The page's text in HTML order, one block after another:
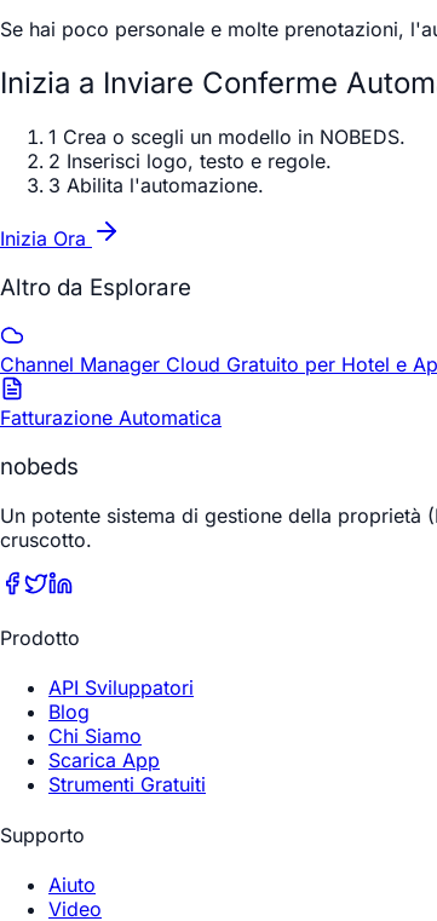
Se hai poco personale e molte prenotazioni,
Inizia a Inviare Conferme
1 Crea o scegli un modello in NOBEDS.
2 Inserisci logo, testo e regole.
3 Abilita l'automazione.
Inizia Ora
Altro da Esplorare
Channel Manager Cloud Gratuito per Hotel e
Fatturazione Automatica
nobeds
Un potente sistema di gestione della
cruscotto.
Prodotto
API Sviluppatori
Blog
Chi Siamo
Scarica App
Strumenti Gratuiti
Supporto
Aiuto
Video